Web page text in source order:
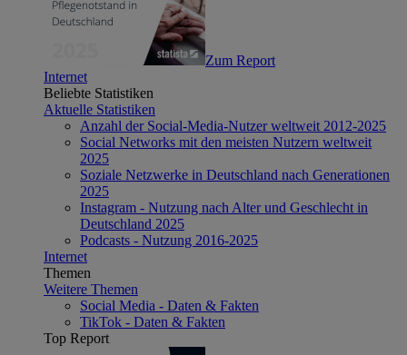
Zum Report
Internet
Beliebte Statistiken
Aktuelle Statistiken
Anzahl der Social-Media-Nutzer weltweit 2012-2025
Social Networks mit den meisten Nutzern weltweit
2025
Soziale Netzwerke in Deutschland nach Generationen
2025
Instagram - Nutzung nach Alter und Geschlecht in
Deutschland 2025
Podcasts - Nutzung 2016-2025
Internet
Themen
Weitere Themen
Social Media - Daten & Fakten
TikTok - Daten & Fakten
Top Report